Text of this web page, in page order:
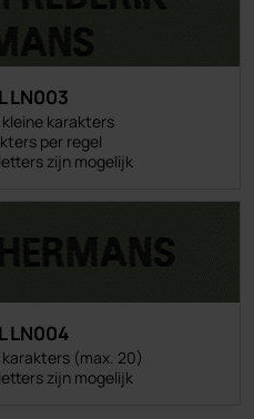
LN003
karakters
per regel
zijn mogelijk
LN004
(max. 20)
zijn mogelijk